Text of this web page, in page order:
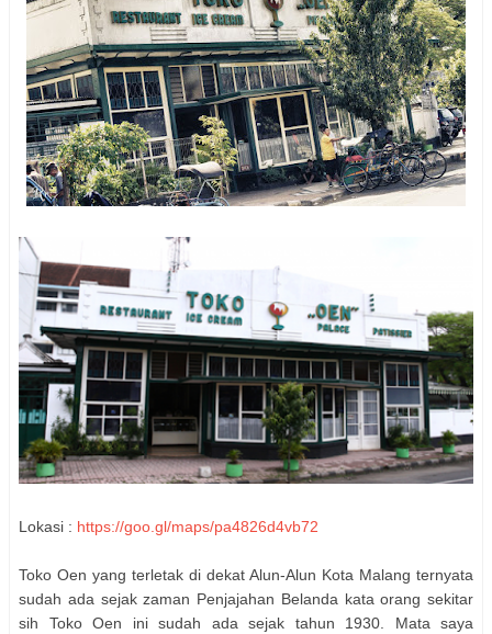
Lokasi : https://goo.gl/maps/pa4826d4vb72
Toko Oen yang terletak di dekat Alun-Alun Kota Malang ternyata
sudah ada sejak zaman Penjajahan Belanda kata orang sekitar
sih Toko Oen ini sudah ada sejak tahun 1930. Mata saya